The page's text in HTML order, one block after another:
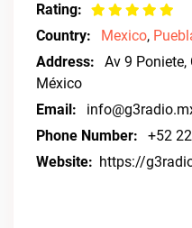
Rating:
Country:
Mexico,
Address:
Av 9 Poniete,
México
Email:
Phone Number:
+52
Website: https://